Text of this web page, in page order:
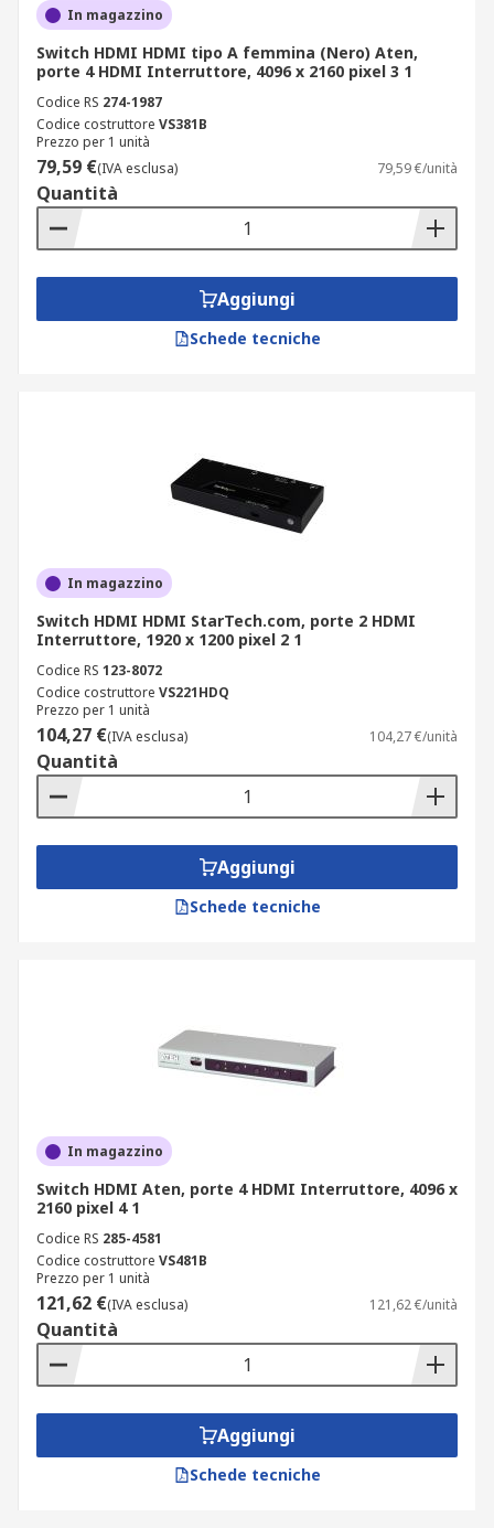
In magazzino
Switch HDMI HDMI tipo A femmina (Nero) Aten,
porte 4 HDMI Interruttore, 4096 x 2160 pixel 3 1
Codice RS 274-1987
Codice costruttore VS381B
Prezzo per 1 unità
79,59 €(IVA esclusa) 79,59 €/unità
Quantità
Aggiungi
Schede tecniche
In magazzino
Switch HDMI HDMI StarTech.com, porte 2 HDMI
Interruttore, 1920 x 1200 pixel 2 1
Codice RS 123-8072
Codice costruttore VS221HDQ
Prezzo per 1 unità
104,27 €(IVA esclusa) 104,27 €/unità
Quantità
Aggiungi
Schede tecniche
In magazzino
Switch HDMI Aten, porte 4 HDMI Interruttore, 4096 x
2160 pixel 4 1
Codice RS 285-4581
Codice costruttore VS481B
Prezzo per 1 unità
121,62 €(IVA esclusa) 121,62 €/unità
Quantità
Aggiungi
Schede tecniche